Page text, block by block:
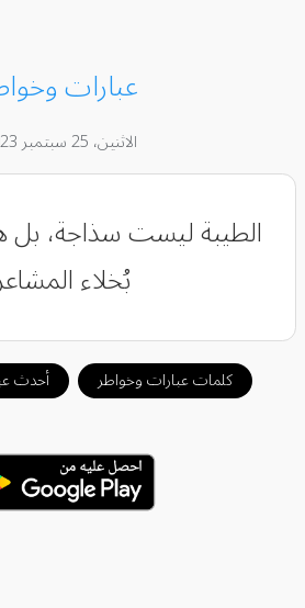
عبارات
الاثنين، 25 سبتمبر 2023
الطيبة ليست سذاجة، بل
بُخلاء
كلمات عبارات وخواطر أحدث